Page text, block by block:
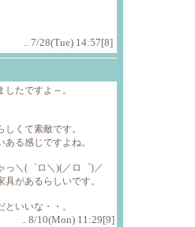
.. 7/28(Tue) 14:57[8]
たですよ～。
くて素敵です。
る感じですよね。
っ＼(゜ロ＼)(／ロ゜)／
があるらしいです。
いいな・・。
.. 8/10(Mon) 11:29[9]